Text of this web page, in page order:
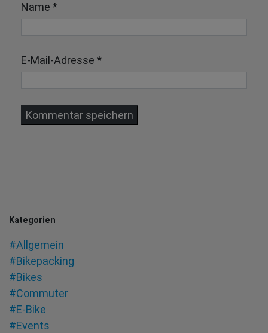
Name *
E-Mail-Adresse *
Kategorien
#Allgemein
#Bikepacking
#Bikes
#Commuter
#E-Bike
#Events